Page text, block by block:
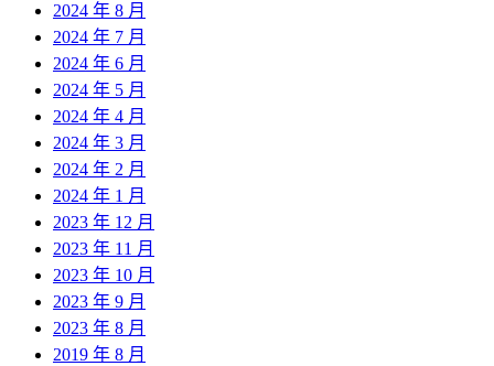
2024 年 8 月
2024 年 7 月
2024 年 6 月
2024 年 5 月
2024 年 4 月
2024 年 3 月
2024 年 2 月
2024 年 1 月
2023 年 12 月
2023 年 11 月
2023 年 10 月
2023 年 9 月
2023 年 8 月
2019 年 8 月